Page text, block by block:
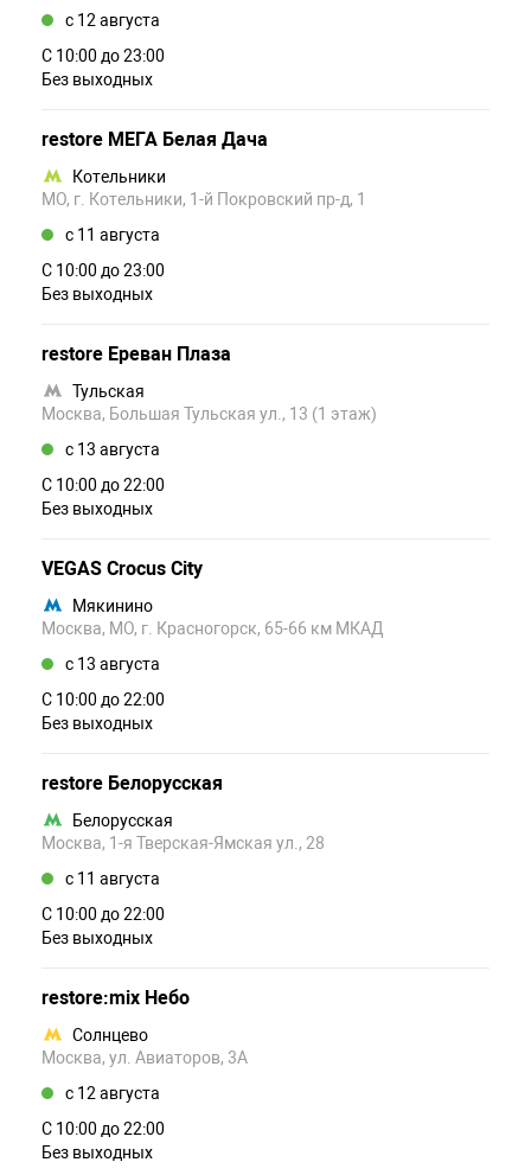
c 12 августа
С 10:00 до 23:00
Без выходных
restore МЕГА Белая Дача
Котельники
МО, г. Котельники, 1-й Покровский пр-д, 1
c 11 августа
С 10:00 до 23:00
Без выходных
restore Ереван Плаза
Тульская
Москва, Большая Тульская ул., 13 (1 этаж)
c 13 августа
С 10:00 до 22:00
Без выходных
VEGAS Crocus City
Мякинино
Москва, МО, г. Красногорск, 65-66 км МКАД
c 13 августа
С 10:00 до 22:00
Без выходных
restore Белорусская
Белорусская
Москва, 1-я Тверская-Ямская ул., 28
c 11 августа
С 10:00 до 22:00
Без выходных
restore:mix Небо
Солнцево
Москва, ул. Авиаторов, 3А
c 12 августа
С 10:00 до 22:00
Без выходных